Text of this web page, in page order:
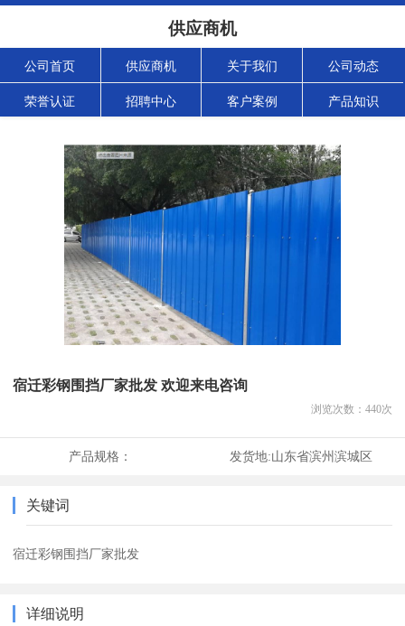
供应商机
公司首页 供应商机 关于我们 公司动态
荣誉认证 招聘中心 客户案例 产品知识
宿迁彩钢围挡厂家批发 欢迎来电咨询
浏览次数： 440次
产品规格： 发货地:山东省滨州滨城区
关键词
宿迁彩钢围挡厂家批发
详细说明